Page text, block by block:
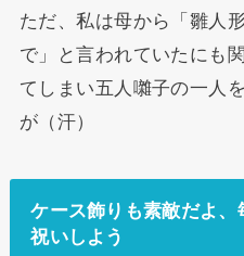
ただ、私は母から「雛人
で」と言われていたにも
てしまい五人囃子の一人
が（汗）
ケース飾りも素敵だよ
祝いしよう